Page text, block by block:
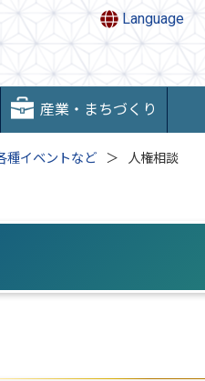
Language
産業・まちづくり
種イベントなど 人権相談